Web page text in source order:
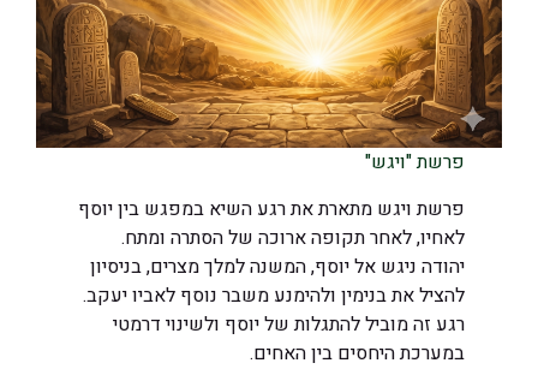
פרשת "ויגש"
פרשת ויגש מתארת את רגע השיא במפגש בין יוסף
לאחיו, לאחר תקופה ארוכה של הסתרה ומתח.
יהודה ניגש אל יוסף, המשנה למלך מצרים, בניסיון
להציל את בנימין ולהימנע משבר נוסף לאביו יעקב.
רגע זה מוביל להתגלות של יוסף ולשינוי דרמטי
במערכת היחסים בין האחים.